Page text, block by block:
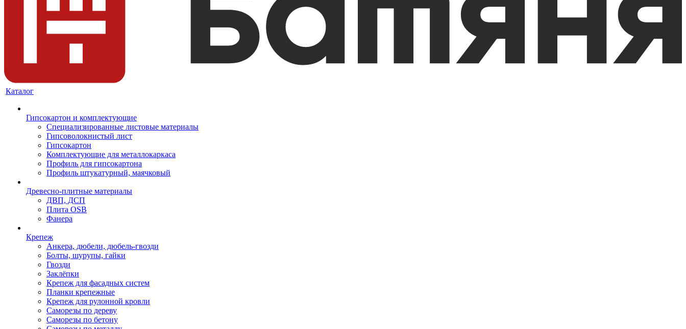
Каталог
Гипсокартон и комплектующие
Специализированные листовые материалы
Гипсоволокнистый лист
Гипсокартон
Комплектующие для металлокаркаса
Профиль для гипсокартона
Профиль штукатурный, маячковый
Древесно-плитные материалы
ДВП, ДСП
Плита OSB
Фанера
Крепеж
Анкера, дюбели, дюбель-гвозди
Болты, шурупы, гайки
Гвозди
Заклёпки
Крепеж для фасадных систем
Планки крепежные
Крепеж для рулонной кровли
Саморезы по дереву
Саморезы по бетону